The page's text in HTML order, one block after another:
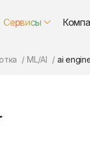
Сервисы
ML/AI ai